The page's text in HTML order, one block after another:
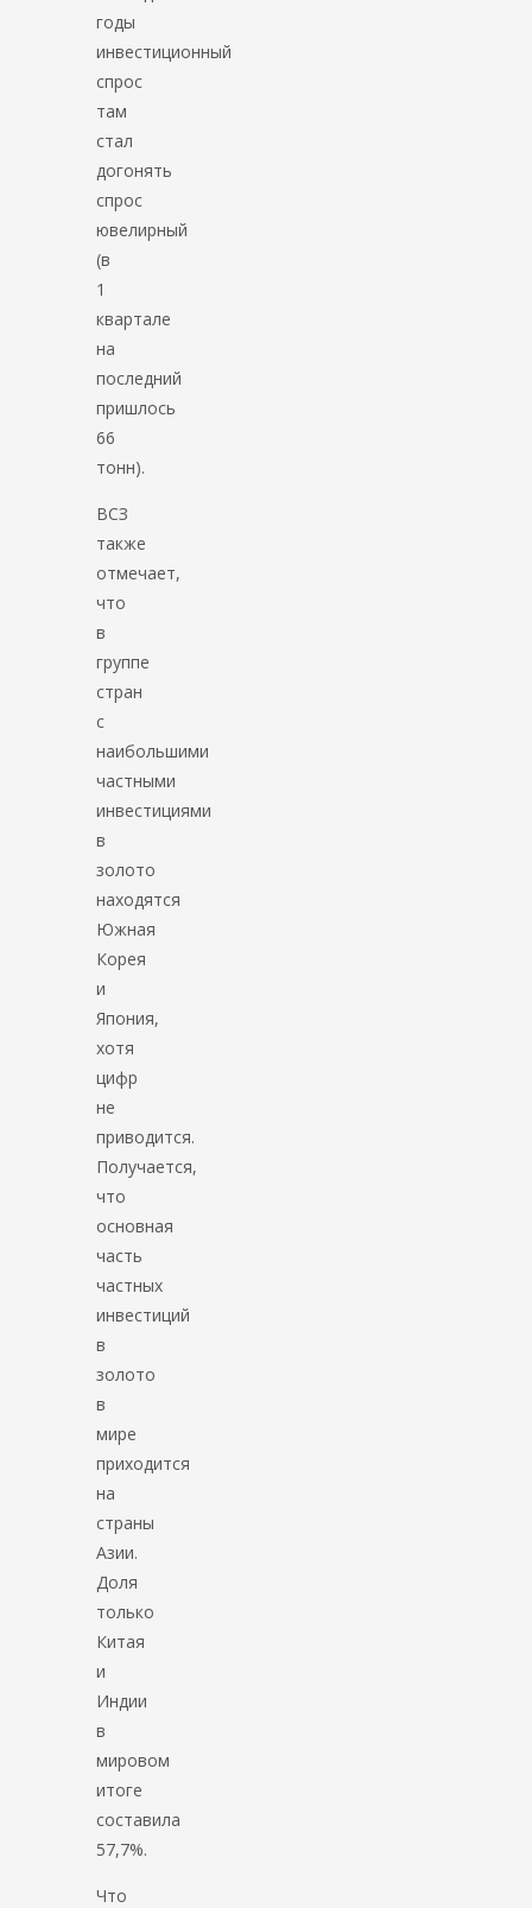
годы
инвестиционный
спрос
там
стал
догонять
спрос
ювелирный
(в
1
квартале
на
последний
пришлось
66
тонн).
ВСЗ
также
отмечает,
что
в
группе
стран
с
наибольшими
частными
инвестициями
в
золото
находятся
Южная
Корея
и
Япония,
хотя
цифр
не
приводится.
Получается,
что
основная
часть
частных
инвестиций
в
золото
в
мире
приходится
на
страны
Азии.
Доля
только
Китая
и
Индии
в
мировом
итоге
составила
57,7%.
Что